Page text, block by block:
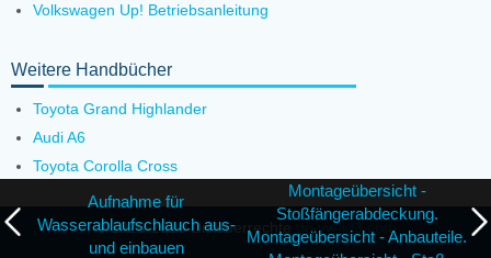
Aufnahme für
Wasserablaufschlauch aus-
und einbauen
Montageübersicht -
Stoßfängerabdeckung.
Montageübersicht - Anbauteile.
Volkswagen Up! Betriebsanleitung
Weitere Handbücher
Toyota Grand Highlander
Audi A6
Toyota Corolla Cross
© 2020-2026 Urheberrechte de.vw-id3.com